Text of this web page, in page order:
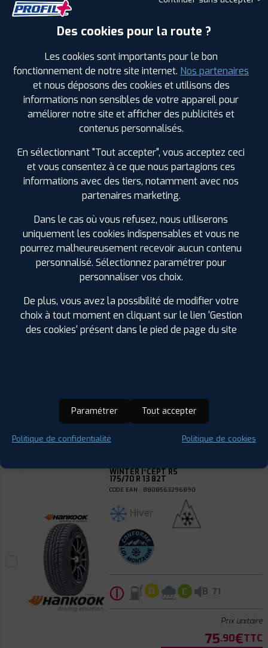
B B 70
49
FAIRE INSTALLER CE
PNEU
LAUFENN
G FIT EQ+
CODE EAN : 8808563504810
Été
ⓘ D C B 70
60 €
FAIRE INSTALLER CE
PNEU
HANKOOK
175/70 R 13 82T
CODE EAN : 8808563413662
Été
FAIRE INSTALLER CE
WINTER I*CEPT RS
175/70 R 13 82T
CODE EAN : 8808563296890
Hiver
ⓘ D C B 71
Prix unitaire
75.90€TTC
Des cookies pour la route ?
Les cookies sont importants pour le bon
fonctionnement de notre site internet. Nos partenaires
et nous déposons des cookies et utilisons des
informations non sensibles de votre appareil pour
améliorer notre site et afficher des publicités et
contenus personnalisés.
En sélectionnant "Tout accepter", vous acceptez ceci
et vous consentez à ce que nous partagions ces
informations avec des tiers, notamment avec nos
partenaires marketing.
Dans le cas où vous refusez, nous utiliserons
uniquement les cookies indispensables et vous ne
pourrez malheureusement recevoir aucun contenu
personnalisé. Sélectionnez paramétrer pour
personnaliser vos choix.
De plus, vous avez la possibilité de modifier votre
choix à tout moment en cliquant sur le lien 'Gestion
des cookies' présent dans le pied de page du site
Paramétrer Tout accepter
Politique de confidentialité Politique de cookies